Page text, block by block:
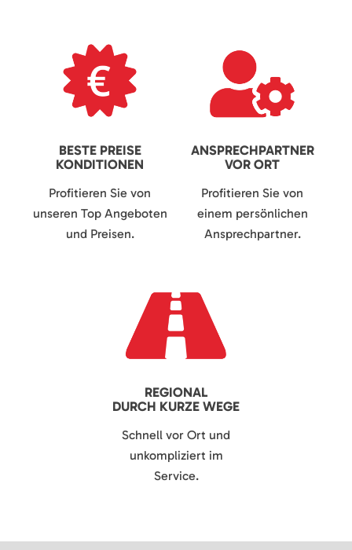
BESTE PREISE
KONDITIONEN
Profitieren Sie von
unseren Top Angeboten
und Preisen.
ANSPRECHPARTNER
VOR ORT
Profitieren Sie von
einem persönlichen
Ansprechpartner.
REGIONAL
DURCH KURZE WEGE
Schnell vor Ort und
unkompliziert im
Service.